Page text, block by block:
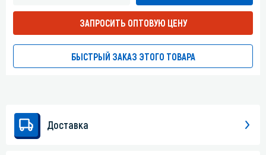
ЗАПРОСИТЬ ОПТОВУЮ ЦЕНУ
БЫСТРЫЙ ЗАКАЗ ЭТОГО ТОВАРА
Доставка